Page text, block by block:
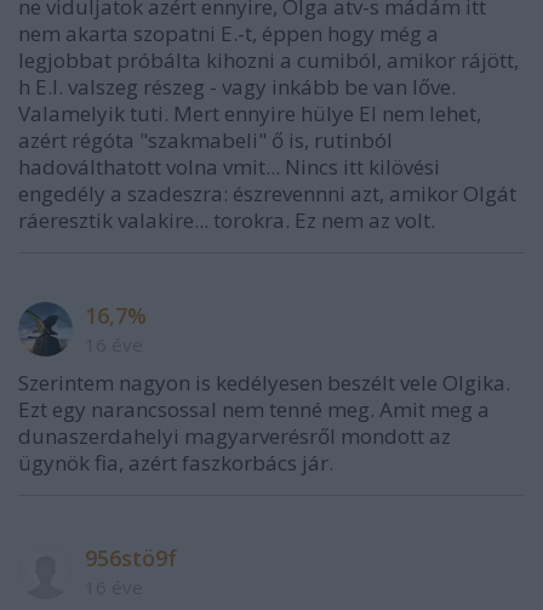
ne viduljatok azért ennyire, Olga atv-s mádám itt
nem akarta szopatni E.-t, éppen hogy még a
legjobbat próbálta kihozni a cumiból, amikor rájött,
h E.I. valszeg részeg - vagy inkább be van lőve.
Valamelyik tuti. Mert ennyire hülye EI nem lehet,
azért régóta "szakmabeli" ő is, rutinból
hadoválthatott volna vmit... Nincs itt kilövési
engedély a szadeszra: észrevennni azt, amikor Olgát
ráeresztik valakire... torokra. Ez nem az volt.
16,7%
Szerintem nagyon is kedélyesen beszélt vele Olgika.
Ezt egy narancsossal nem tenné meg. Amit meg a
dunaszerdahelyi magyarverésről mondott az
ügynök fia, azért faszkorbács jár.
956stö9f